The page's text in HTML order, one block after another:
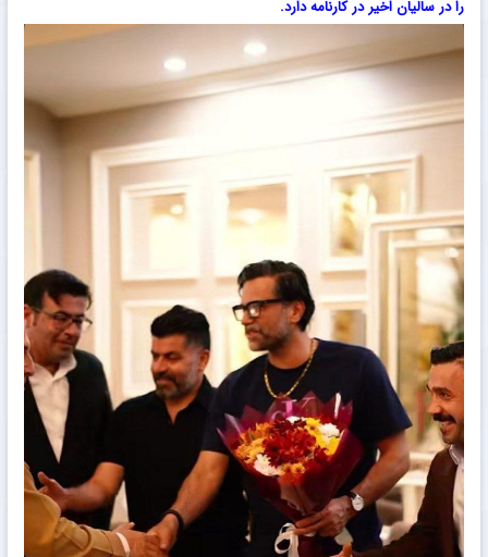
را در سالیان اخیر در کارنامه دارد.